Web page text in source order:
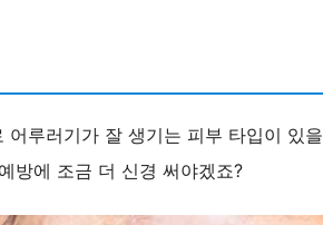
루러기가 잘 생기는 피부 타입이 있을
방에 조금 더 신경 써야겠죠?